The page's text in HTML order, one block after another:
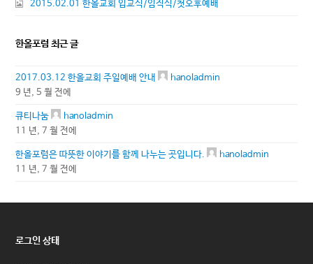
2015.02.01 한올교회 입교식/임직식/첫오후예배
한올포럼 최근 글
2017.03.12 한올교회 주일예배 안내
hanoladmin
9 년, 5 월 전에
큐티나눔
hanoladmin
11 년, 7 월 전에
한올포럼은 따뜻한 이야기를 함께 나누는 곳입니다.
hanoladmin
11 년, 7 월 전에
로그인 상태